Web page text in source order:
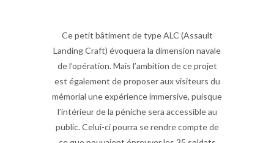
Ce petit bâtiment de type ALC (Assault
Landing Craft) évoquera la dimension navale
de l’opération. Mais l’ambition de ce projet
est également de proposer aux visiteurs du
mémorial une expérience immersive, puisque
l’intérieur de la péniche sera accessible au
public. Celui-ci pourra se rendre compte de